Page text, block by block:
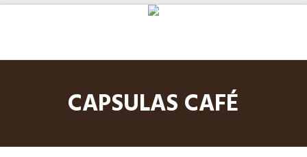
CAPSULAS CAFÉ